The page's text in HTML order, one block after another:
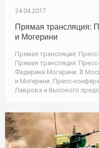
24.04.2017
Прямая трансляция:
и Могерини
Прямая трансляция:
Прямая трансляция:
Федерики Могерини. В
и Могерини. Пресс-
Лаврова и Высокого